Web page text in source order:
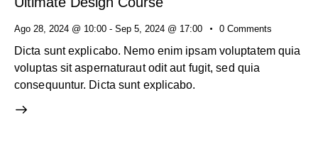
Ago 28, 2024 @ 10:00 - Sep 5, 2024 @ 17:00 0 Comments
Dicta sunt explicabo. Nemo enim ipsam voluptatem quia
voluptas sit aspernaturaut odit aut fugit, sed quia
consequuntur. Dicta sunt explicabo.